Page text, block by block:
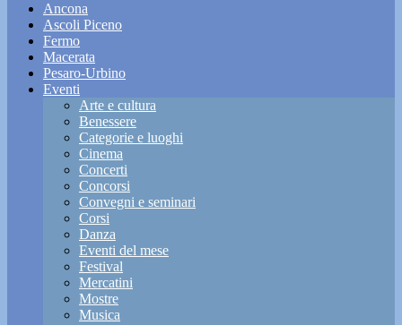
Ancona
Ascoli Piceno
Fermo
Macerata
Pesaro-Urbino
Eventi
Arte e cultura
Benessere
Categorie e luoghi
Cinema
Concerti
Concorsi
Convegni e seminari
Corsi
Danza
Eventi del mese
Festival
Mercatini
Mostre
Musica